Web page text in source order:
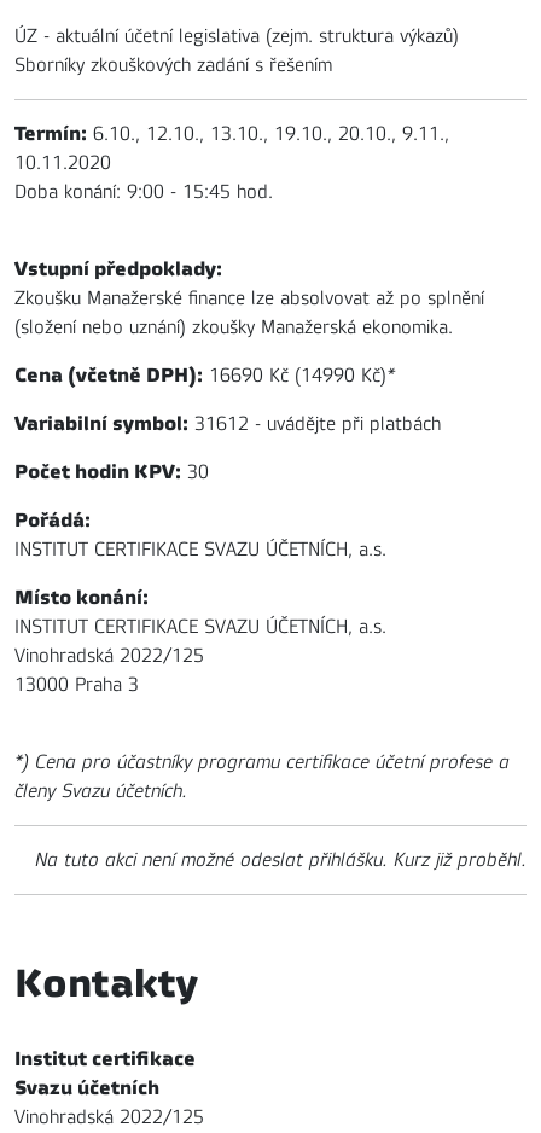
ÚZ - aktuální účetní legislativa (zejm. struktura výkazů)
Sborníky zkouškových zadání s řešením
Termín: 6.10., 12.10., 13.10., 19.10., 20.10., 9.11.,
10.11.2020
Doba konání: 9:00 - 15:45 hod.
Vstupní předpoklady:
Zkoušku Manažerské finance lze absolvovat až po splnění
(složení nebo uznání) zkoušky Manažerská ekonomika.
Cena (včetně DPH): 16690 Kč (14990 Kč)*
Variabilní symbol: 31612 - uvádějte při platbách
Počet hodin KPV: 30
Pořádá:
INSTITUT CERTIFIKACE SVAZU ÚČETNÍCH, a.s.
Místo konání:
INSTITUT CERTIFIKACE SVAZU ÚČETNÍCH, a.s.
Vinohradská 2022/125
13000 Praha 3
*) Cena pro účastníky programu certifikace účetní profese a
členy Svazu účetních.
Na tuto akci není možné odeslat přihlášku. Kurz již proběhl.
Kontakty
Institut certifikace
Svazu účetních
Vinohradská 2022/125